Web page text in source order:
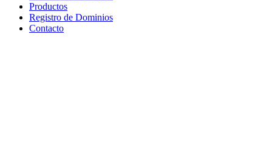
Productos
Registro de Dominios
Contacto